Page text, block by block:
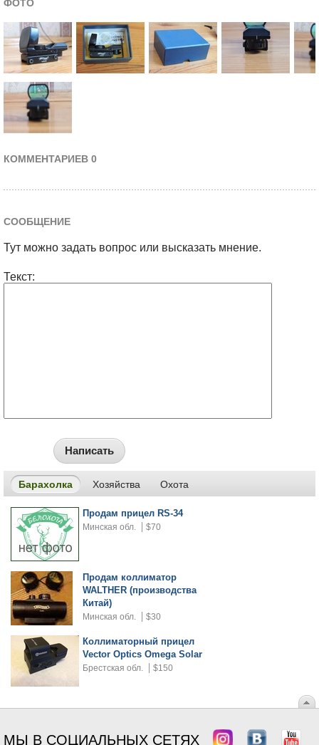
ФОТО
КОММЕНТАРИЕВ 0
СООБЩЕНИЕ
Тут можно задать вопрос или высказать мнение.
Текст:
Написать
Барахолка Хозяйства Охота
Продам прицел RS-34
Минская обл. $70
Продам коллиматор
WALTHER (производства
Китай)
Минская обл. $30
Коллиматорный прицел
Vector Optics Omega Solar
Брестская обл. $150
МЫ В СОЦИАЛЬНЫХ СЕТЯХ